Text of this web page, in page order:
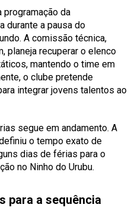
programação da
durante a pausa do
A comissão técnica,
planeja recuperar o elenco
mantendo o time em
o clube pretende
integrar jovens talentos ao
segue em andamento. A
o tempo exato de
dias de férias para o
no Ninho do Urubu.
para a sequência